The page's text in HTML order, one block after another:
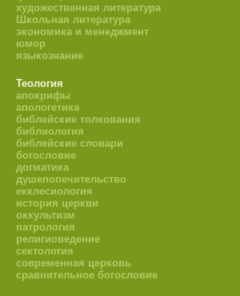
художественная литература
Школьная литература
экономика и менеджмент
юмор
языкознание
Теология
апокрифы
апологетика
библейские толкования
библиология
библейские словари
богословие
догматика
душепопечительство
екклесиология
история церкви
оккультизм
патрология
религиоведение
сектология
современная церковь
сравнительное богословие